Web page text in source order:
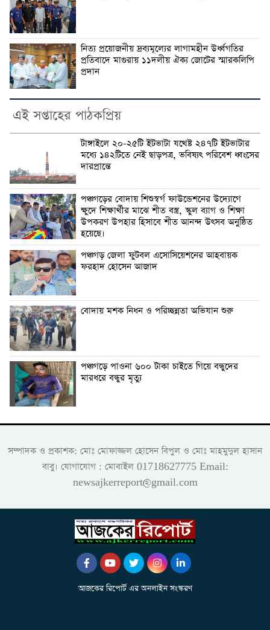
নিত্য প্রয়োজনীয় দ্রব্যমূল্যের লাগামহীন উর্ধ্বগতির
প্রতিবাদে মাগুরায় ১১দলীয় ঐক্য জোটের স্মারকলিপি
প্রদান
এই সপ্তাহের পাঠকপ্রিয়
টাঙ্গাইলে ২০-২৫টি ইটভাটা যথেষ্ট ২৪৭টি ইটভাটার
মধ্যে ১৪২টিতে নেই ছাড়পত্র, ভবিষ্যৎ পরিবেশ ধ্বংসের
দারপ্রান্তে
পঞ্চগড়ের বোদায় শিশুস্বর্গ ফাউন্ডেশনের উদ্যোগে
ক্ষুদে শিক্ষার্থীর মাঝে শীত বস্ত্র, স্কুল ব্যাগ ও শিক্ষা
উপকরণ উপহার হিসাবে শীত আনন্দ উৎসব অনুষ্ঠিত
হয়েছে।
পঞ্চগড় জেলা ফুটবল এসোসিয়েশনের আহবায়ক
ফরহাদ হোসেন আজাদ
বোদায় মশক নিধন ও পরিচ্ছন্নতা অভিযান শুরু
পঞ্চগড়ে পাওনা ৬০০ টাকা চাইতে গিয়ে বন্ধুদের
মারধরে বন্ধুর মৃত্যু
সম্পাদক ও প্রকাশক: মোঃ মোফাজ্জল হোসেন বিপুল ও মোঃ মাহমুদুল হাসান
বাবু। যোগাযোগ : মোবাইল 01718627775 Email:
newsajkerreport@gmail.com
আজকের রিপোর্ট এর অনলাইন সংস্করণ